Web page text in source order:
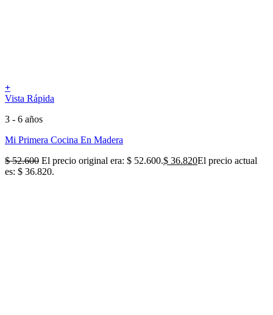
+
Vista Rápida
3 - 6 años
Mi Primera Cocina En Madera
$52.600 El precio original era: $ 52.600.$ 36.820El precio actual
es: $ 36.820.